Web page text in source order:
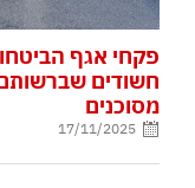
פקחי אגף
חשודים
מסוכנים
17/11/2025